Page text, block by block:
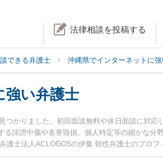
法律相談を投稿する
できる弁護士 沖縄県でインターネットに
強い弁護士
つかりました。初回面談無料や休日面談に対
誹謗中傷や名誉毀損、個人特定等の細かな
護士法人ACLOGOSの伊集 朝也弁護士のプロ
に相談したい』『炎上対策のトラブル解決の